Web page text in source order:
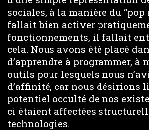
sociales, à la manière du “pop
fallait bien activer
fonctionnements, il fallait
cela. Nous avons été placé
d’apprendre à programmer, à
outils pour lesquels nous
d’affinité, car nous désirions
potentiel occulté de nos
ci étaient affectées
technologies.